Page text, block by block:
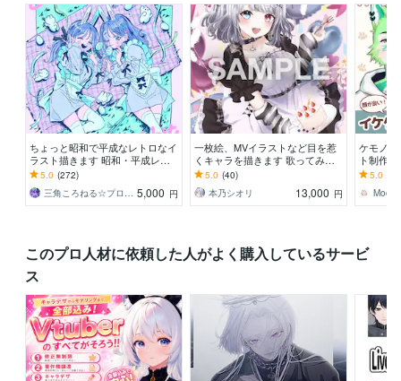
ちょっと昭和で平成なレトロなイ
ラスト描きます 昭和・平成レト
ロ☆ネオン☆パステル
5.0 (272)
三角ころねる☆プロフ必読願います 5,000 円
一枚絵、MVイラストなど目を惹
くキャラを描きます 歌ってみ
た、パネル開け、記念、サムネ、
特典など対応中です！！
5.0 (40)
本乃シオリ
13,000 円
ケモノ
ト制作
tuberに
5.0
このプロ人材に依頼した人がよく購入しているサービ
ス